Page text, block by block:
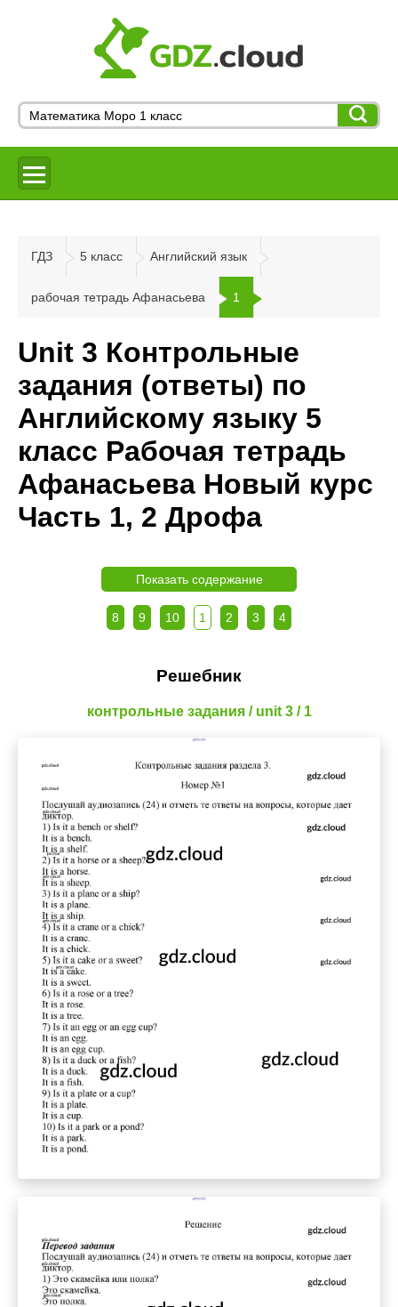
ГДЗ 5 класс Английский язык
рабочая тетрадь Афанасьева 1
Unit 3 Контрольные
задания (ответы) по
Английскому языку 5
класс Рабочая тетрадь
Афанасьева Новый курс
Часть 1, 2 Дрофа
Показать содержание
8 9 10 1 2 3 4
Решебник
контрольные задания / unit 3 / 1